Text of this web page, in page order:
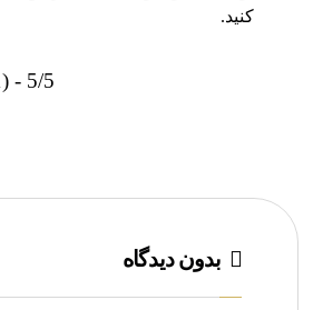
کنید.
5/5 - (1 امتیاز)
بدون دیدگاه